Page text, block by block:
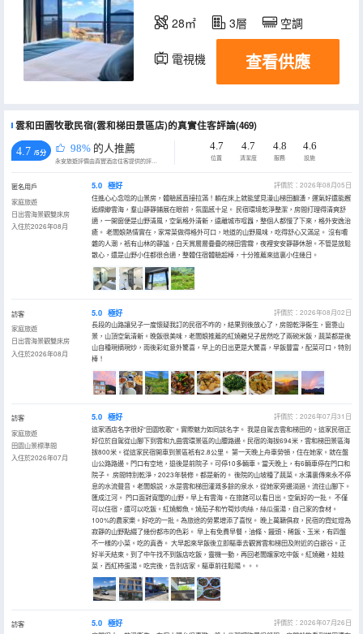
28㎡ 3層 空調
電視機 查看供應
雲和田園牧歌民宿(雲和梯田景區店)的真實住客評論(469)
4.7 /5分 98% 的人推薦
永安旅遊評價由真實酒店住客提供的評價。
4.7
位置
4.7
清潔度
4.8
服務
4.6
設施
匿名用戶
家庭旅遊
日出雲海景觀雙床房
入住於2026年08月
5.0 極好
評價於：2026年08月05日
住進心心念唸的山景房，體驗感直接拉滿！躺在床上就能望見漫山梯田翻湧，運氣好還能邂
逅縹緲雲海，羣山靜靜鋪展在眼前，氛圍感十足。 民宿環境乾淨整潔，房間打理得清爽舒
適，一開窗便是山野清風，空氣格外清新，遠離城市喧囂，整個人都慢了下來，格外安逸治
癒。 老闆娘熱情實在，家常菜做得格外可口，地道的山野風味，吃得舒心又滿足。 沒有嘈
雜的人潮，衹有山林的靜謐，白天賞層層疊疊的梯田雲霧，夜裡安安靜靜休憩。不管是放鬆
散心，還是山野小住都很合適，整體住宿體驗超棒，十分推薦來這裏小住幾日。
訪客
家庭旅遊
日出雲海景觀雙床房
入住於2026年08月
5.0 極好
評價於：2026年08月02日
長段的山路讓兒子一度懷疑我訂的民宿不咋的，結果到後放心了，房間乾淨衞生，窗靠山
景，山頂空氣清新。晚飯很美味，老闆娘推薦的紅燒雞兒子居然吃了兩碗米飯，蔬菜都是後
山自種現摘現炒，雨後彩虹意外驚喜，早上的日出更是大驚喜，早飯豐富，配菜可口，特別
棒！
訪客
家庭旅遊
田園山景標準間
入住於2026年07月
5.0 極好
評價於：2026年07月31日
這家酒店名字很好“田園牧歌”。實際魅力如同該名字。 我是自駕去雲和梯田的。這家民宿正
好位於自駕從山腳下到雲和九曲雲環景區的山腰路邊。民宿的海拔694米，雲和梯田景區海
拔800米。從這家民宿開車到景區衹有2.8公里。 第一天晚上舟車勞頓，住在她家。就在盤
山公路路邊。門口有空地，退後是前院子。可停10多輛車。當天晚上，有6輛車停在門口和
院子。 房間特別乾淨，2023年裝修。都是新的。 後院的山坡種了蔬菜。水溝裏傳來永不停
息的水流聲音。老闆娘説，水是雲和梯田灌溉多餘的泉水，從她家旁邊淌過。流往山腳下。
匯成江河。 門口面對寬闊的山野。早上有雲海。在旅館可以看日出。空氣好的一批。 不僅
可以住宿，還可以吃飯。紅燒鯽魚。燒茄子和竹筍炒肉絲，絲瓜蛋湯，自己家的食材。
100%的農家樂。好吃的一批。為旅途的勞累增添了喜悅。 晚上萬籟俱寂，民宿的霓虹燈為
寂靜的山野點綴了幾份都市的色彩。 早上有免費早餐，油條、饅頭、稀飯、玉米，有四盤
不一樣的小菜。吃的真香。 大早起來早飯後立即驅車去觀賞雲和梯田及附近的白銀谷。正
好半天結束。到了中午找不到飯店吃飯，靈機一動，再回老闆孃家吃中飯。紅燒雞，娃娃
菜，西紅柿蛋湯。吃完後，告別店家。驅車前往鬆陽。。。
訪客 5.0 極好
評價於：2026年07月26日